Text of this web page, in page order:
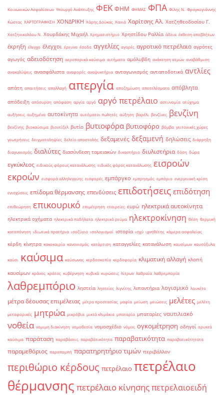
Κοινωνικών Ασφαλίσεων Υπουργό Ανάπτυξης ΦΕΚ ΦΗΜ ΦΗΜΑΣ ΦΠΑ Φίλης Ν. Φραγκογιάννης
Κώστας ΧΑΡΤΟΓΡΑΦΗΣΗ ΧΟΝΔΡΙΚΗ Χάρης Δούκας Χανιά Χαρίτσης Αλ. Χατζηθεοδοσίου Γ.
Χατζηνικολάου Ν. Χουρδάκης Μιχαήλ Χρηματιστήριο Χρηστίδου Ραλλία άδεια έκθεση αποβλήτων
έκρηξη έλεγχο έλεγχοι έρευνα έσοδα αγγελίες αγορές αγροτικό πετρέλαιο αγρότες
αγωγός αδειοδότηση αεροπορικά καύσιμα αιτήματα αμόλυβδη ανάκτηση ατμών αναβάθμιση
ανακαλύψεις ανασφάλιστα αναφορές αναψυκτήρια ανταγωνισμός ανταποδοτικά αντλίες
απάτη απαιτήσεις απαλλαγή απεργία αποζημίωση αποτελέσματα απόβλητα
απόδειξη απόσυρση απόφαση αργία αργό αργό πετρέλαιο αστυνομία ατύχημα
αυξήσεις αυξημένα αυτοκίνητα αυτόματοι πωλητές αύξηση βαρέλι βενζίνες βενζίνη
βενζίνης βιοκαύσιμα βιοντίζελ βυτίο βυτιοφόρα βυτιοφόρο βόμβα γειτονικές χώρες
γεωτρήσεις δειγματοληψίες δελτίο αποστολής δεξαμενές δεξαμενή δηλώσεις διάρρηξη
διαγωνισμός διαλύτες διασύνδεση ταμειακών δικαστήριο διυλιστήρια δόση δώρα
εγκύκλιος ειδικούς φόρους κατανάλωσης ειδικός φόρος κατανάλωσης εισροών
εκροών εισφορά αλληλεγγύης εισφορές εμπάργκο εμπρησμός εμπόριο ενεργειακή κρίση
ενισχύσεις επίδομα θέρμανσης επενδύσεις επιδοτήσεις επιδότηση
επιθεώρηση επικουρικό επιμέτρηση εταιρείες ευρώ ηλεκτρικά αυτοκίνητα
ηλεκτρικά οχήματα ηλεκτρικά ποδήλατα ηλεκτρικό ρεύμα ηλεκτροκίνηση θέση θερμική
καταπόνηση ιδιωτικά πρατήρια ισοζύγιο ισολογισμοί ιστορία ισχύ ιχνηθέτης κάμερα ασφαλείας
κέρδη κίνητρα κακοκαιρία κανονισμός κατάρτιση καταγγελίες κατανάλωση καυσίμων καυσόξυλα
καύσι καύσιμα καύσωνας κερδοσκοπία κερδοφορία κλιματική αλλαγή κλοπή
καυσίμων κράνος κράτος κυβέρνηση κυβικά κυρώσεις λίτρων λαθραία λαθρεμπορία
λαθρεμπόριο ληστεία ληστείες λιγνίτης λιπαντήρια λογισμικό λουκέτο
μέτρα δέουσας επιμέλειας μέτρα προστασίας μαφία μείωση μειώσεις μελέτες μελέτη
μεταφορικές μητρώα μικρόβια μικτά κλιμάκια μπαταρία μπαταρίες ναυτιλιακό
νοθεία νομιμη διακίνηση νομοθεσία νομοσχέδιο νόμος ογκομέτρηση οδηγοί ορυκτά
καύσιμα παράταση παραβάσεις παραβάτικότητα παραβατικότητα παραβατικότητατα
παραμεθόριος παραπομπή παρατηρητήριο τιμών περιβάλλον
περιθώριο κέρδους πετρέλαιο πετρέλαιο
θέρμανσης πετρέλαιο κίνησηςπετρελαιοειδή